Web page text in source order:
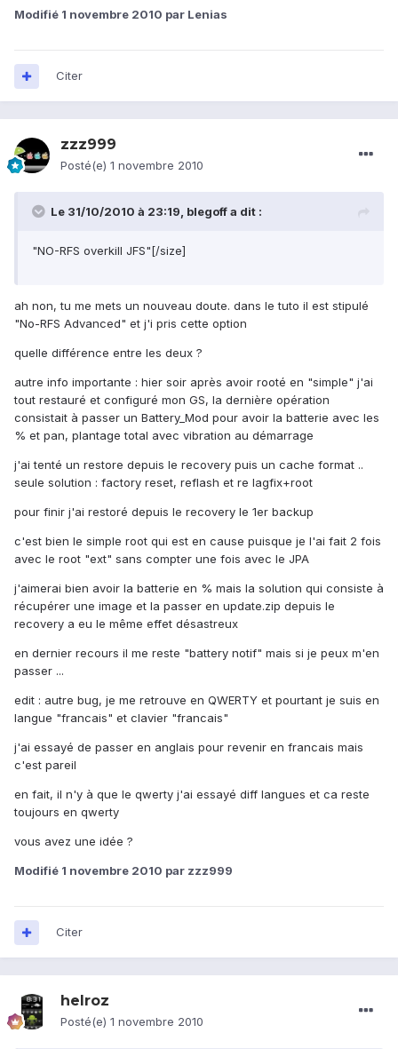
Modifié 1 novembre 2010 par Lenias
Citer
zzz999
Posté(e) 1 novembre 2010
Le 31/10/2010 à 23:19, blegoff a dit :
"NO-RFS overkill JFS"[/size]
ah non, tu me mets un nouveau doute. dans le tuto il est stipulé
"No-RFS Advanced" et j'i pris cette option
quelle différence entre les deux ?
autre info importante : hier soir après avoir rooté en "simple" j'ai
tout restauré et configuré mon GS, la dernière opération
consistait à passer un Battery_Mod pour avoir la batterie avec les
% et pan, plantage total avec vibration au démarrage
j'ai tenté un restore depuis le recovery puis un cache format ..
seule solution : factory reset, reflash et re lagfix+root
pour finir j'ai restoré depuis le recovery le 1er backup
c'est bien le simple root qui est en cause puisque je l'ai fait 2 fois
avec le root "ext" sans compter une fois avec le JPA
j'aimerai bien avoir la batterie en % mais la solution qui consiste à
récupérer une image et la passer en update.zip depuis le
recovery a eu le même effet désastreux
en dernier recours il me reste "battery notif" mais si je peux m'en
passer ...
edit : autre bug, je me retrouve en QWERTY et pourtant je suis en
langue "francais" et clavier "francais"
j'ai essayé de passer en anglais pour revenir en francais mais
c'est pareil
en fait, il n'y à que le qwerty j'ai essayé diff langues et ca reste
toujours en qwerty
vous avez une idée ?
Modifié 1 novembre 2010 par zzz999
Citer
helroz
Posté(e) 1 novembre 2010